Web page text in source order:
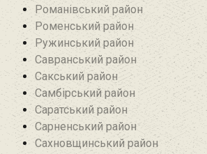
Романівський район‎
Роменський район
Ружинський район
Савранський район‎
Сакський район
Самбірський район
Саратський район‎
Сарненський район
Сахновщинський район